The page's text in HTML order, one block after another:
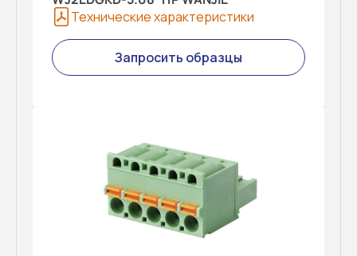
Технические характеристики
Запросить образцы